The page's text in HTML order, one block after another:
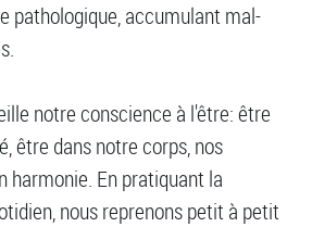
pathologique, accumulant mal-
notre conscience à l'être: être
être dans notre corps, nos
harmonie. En pratiquant la
nous reprenons petit à petit